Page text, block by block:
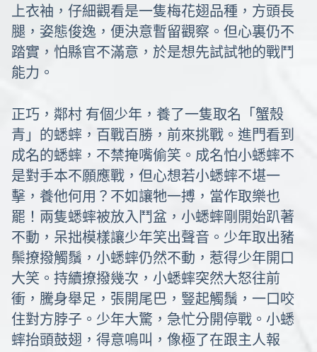
上衣袖，仔細觀看是一隻梅花翅品種，方頭長
腿，姿態俊逸，便決意暫留觀察。但心裏仍不
踏實，怕縣官不滿意，於是想先試試牠的戰鬥
能力。
正巧，鄰村 有個少年，養了一隻取名「蟹殼
青」的蟋蟀，百戰百勝，前來挑戰。進門看到
成名的蟋蟀，不禁掩嘴偷笑。成名怕小蟋蟀不
是對手本不願應戰，但心想若小蟋蟀不堪一
擊，養他何用？不如讓牠一搏，當作取樂也
罷！兩隻蟋蟀被放入鬥盆，小蟋蟀剛開始趴著
不動，呆拙模樣讓少年笑出聲音。少年取出豬
鬃撩撥觸鬚，小蟋蟀仍然不動，惹得少年開口
大笑。持續撩撥幾次，小蟋蟀突然大怒往前
衝，騰身舉足，張開尾巴，豎起觸鬚，一口咬
住對方脖子。少年大驚，急忙分開停戰。小蟋
蟀抬頭鼓翅，得意鳴叫，像極了在跟主人報